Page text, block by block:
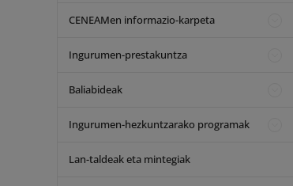
CENEAMen informazio-karpeta
Ingurumen-prestakuntza
Baliabideak
Ingurumen-hezkuntzarako programak
Lan-taldeak eta mintegiak